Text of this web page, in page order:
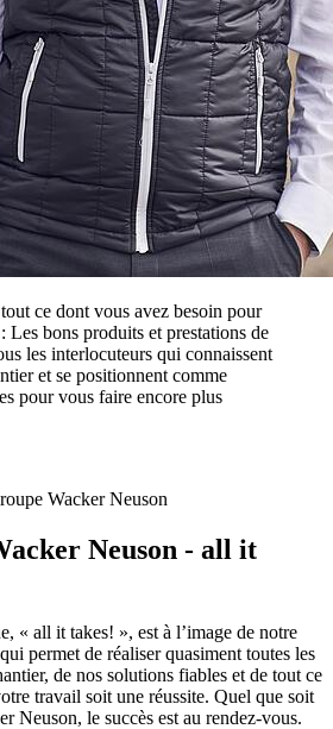
ce dont vous avez besoin pour
Les bons produits et prestations de
les interlocuteurs qui connaissent
et se positionnent comme
pour vous faire encore plus
Wacker Neuson
Neuson - all it
« all it takes! », est à l’image de notre
permet de réaliser quasiment toutes les
de nos solutions fiables et de tout ce
travail soit une réussite. Quel que soit
Neuson, le succès est au rendez-vous.